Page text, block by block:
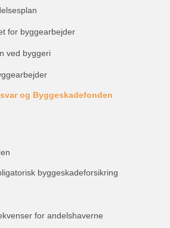
for byggearbejder
ved byggeri
og Byggeskadefonden
byggeskadeforsikring
for andelshaverne